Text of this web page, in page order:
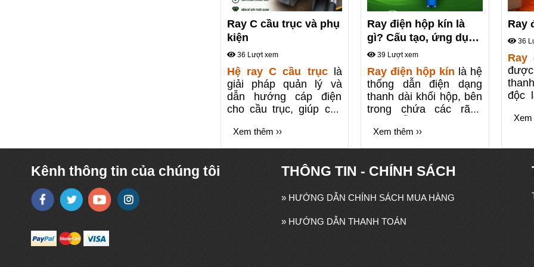
Ray C cầu trục và phụ
kiện
36 Lượt xem
Hệ ray C cầu trụclà
giải pháp quản lý và
dẫn hướng cáp điện
cho cầu trục, giúp cáp
toàn, giảm hư hỏng và
tăng độ tin cậy của toàn
Xem thêm ››
Ray điện hộp kín là
gì? Cấu tạo, ứng dụng
và hướng dẫn lắp đặt
chi tiết
39 Lượt xem
Ray điện hộp kín là hệ
thống dẫn điện dạng
thanh dài khối hộp, bên
trong chứa các rãnh
ngoài bọc kín bằng vỏ
nhựa PVC cách điện.
điện hở thông thường,
hoàn toàn lõi đồng, giúp
công nhân, chống va
Xem thêm ››
Ray
36
Ray
độc
vật
quá
Xem
Kênh thông tin của chúng tôi THÔNG TIN - CHÍNH SÁCH
» HƯỚNG DẪN CHÍNH SÁCH MUA HÀNG
» HƯỚNG DẪN THANH TOÁN